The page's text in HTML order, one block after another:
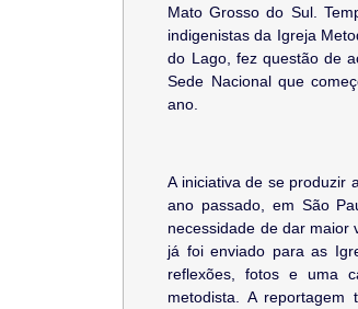
Mato Grosso do Sul.
indigenistas da Igreja
do Lago, fez questão de
Sede Nacional que
ano.
A iniciativa de se produzir
ano passado, em São
necessidade de dar maior
já foi enviado para as
reflexões, fotos e uma
metodista. A